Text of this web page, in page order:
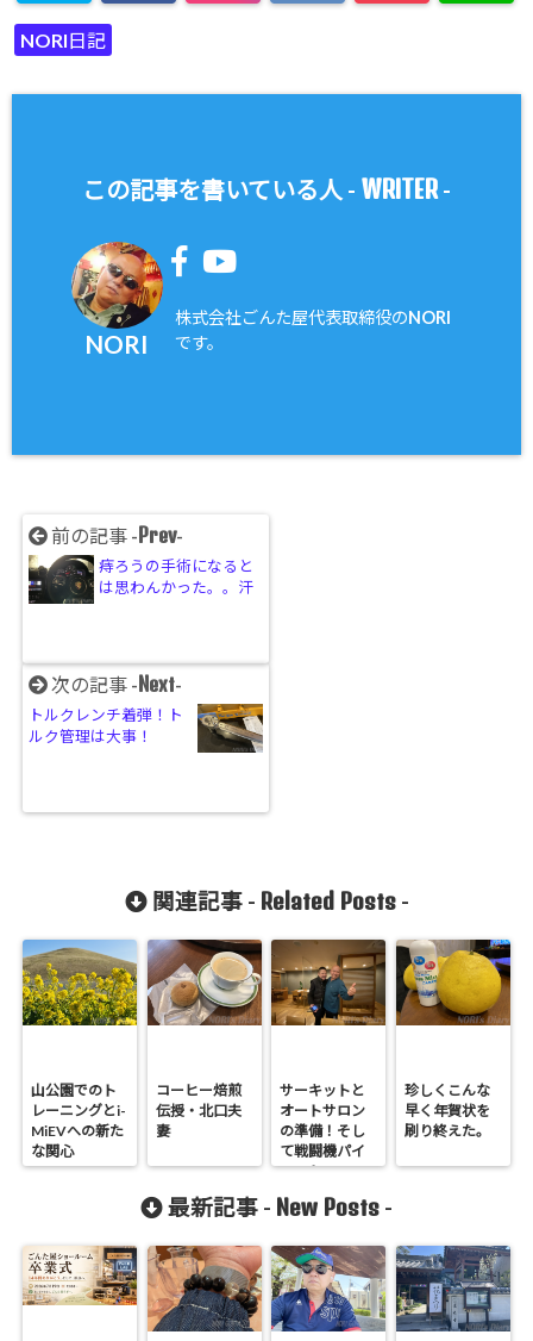
NORI日記
この記事を書いている人 - WRITER-
NORI
株式会社ごんた屋代表取締役のNORI
です。
前の記事 -Prev-
痔ろうの手術になると
は思わんかった。。汗
次の記事 -Next-
トルクレンチ着弾！ト
ルク管理は大事！
関連記事 - Related Posts-
山公園でのト
レーニングとi-
MiEVへの新た
な関心
コーヒー焙煎
伝授・北口夫
妻
サーキットと
オートサロン
の準備！そし
て戦闘機パイ
ロット
珍しくこんな
早く年賀状を
刷り終えた。
最新記事 - New Posts -